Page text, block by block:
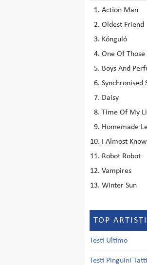
Action Man
Oldest Friend
Kónguló
One Of Those
Boys And
Synchronised
Daisy
Time Of My
Homemade
I Almost
Robot Robot
Vampires
Winter Sun
TOP ARTISTI
Testi Ultimo
Testi Pinguini